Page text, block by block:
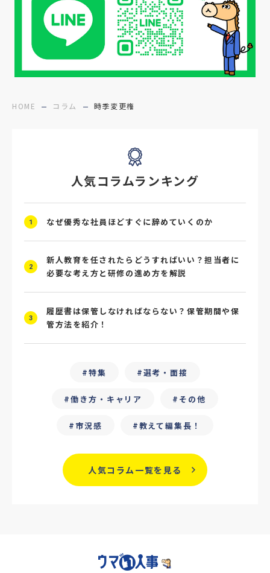
HOME コラム 時季変更権
#面接フィードバック #不法就労
#障害者雇用 #メリット #ベネフィット
#医療福祉介護 #業界動向 #採用力
#求人広告
#スクラム採用 #転職イベント #転職フェア
#賃上げ #人事数珠繋ぎ
#4P分析 #競合他社 #タレントプール
#ChatGPT #タイパ #就活動向
#働き方改革 #労務 #リーダーシップ
#GPA
人気コラムランキング
1 なぜ優秀な社員ほどすぐに辞めていくのか
2
新人教育を任されたらどうすればいい？担当者に
必要な考え方と研修の進め方を解説
3
履歴書は保管しなければならない？保管期間や保
管方法を紹介！
特集 選考・面接
働き方・キャリア その他
市況感 教えて編集長！
人気コラム一覧を見る